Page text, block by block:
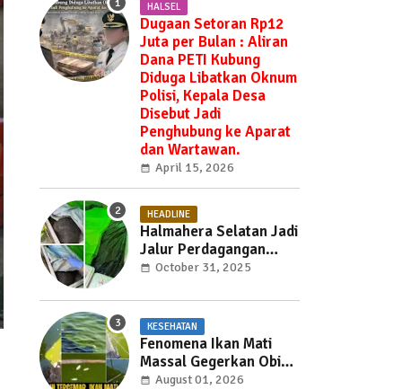
HALSEL
Dugaan Setoran Rp12
Juta per Bulan : Aliran
Dana PETI Kubung
Diduga Libatkan Oknum
Polisi, Kepala Desa
Disebut Jadi
Penghubung ke Aparat
dan Wartawan.
April 15, 2026
HEADLINE
Halmahera Selatan Jadi
Jalur Perdagangan
Daging Babi —
Hendak Dibawa ke
Weda, Warga Mayoritas
Marah, Dinas Pertanian
Diminta Jangan Tutup
Mata
October 31, 2025
KESEHATAN
Fenomena Ikan Mati
Massal Gegerkan Obi
Utara, Penyebab Masih
August 01, 2026